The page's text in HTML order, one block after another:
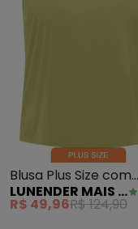
Blusa Plus Size com
Franzidos em Malha
(Verde)
LUNENDER MAIS MULHER
R$ 49,96R$ 124,90